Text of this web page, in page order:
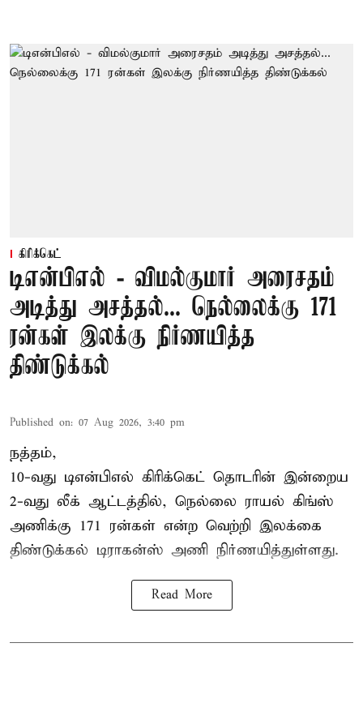
கிரிக்கெட்
டிஎன்பிஎல் - விமல்குமார் அரைசதம்
அடித்து அசத்தல்... நெல்லைக்கு 171
ரன்கள் இலக்கு நிர்ணயித்த
திண்டுக்கல்
Published on: 07 Aug 2026, 3:40 pm
நத்தம்,
10-வது டிஎன்பிஎல் கிரிக்கெட் தொடரின் இன்றைய
2-வது லீக் ஆட்டத்தில், நெல்லை ராயல் கிங்ஸ்
அணிக்கு 171 ரன்கள் என்ற வெற்றி இலக்கை
திண்டுக்கல் டிராகன்ஸ் அணி நிர்ணயித்துள்ளது.
Read More